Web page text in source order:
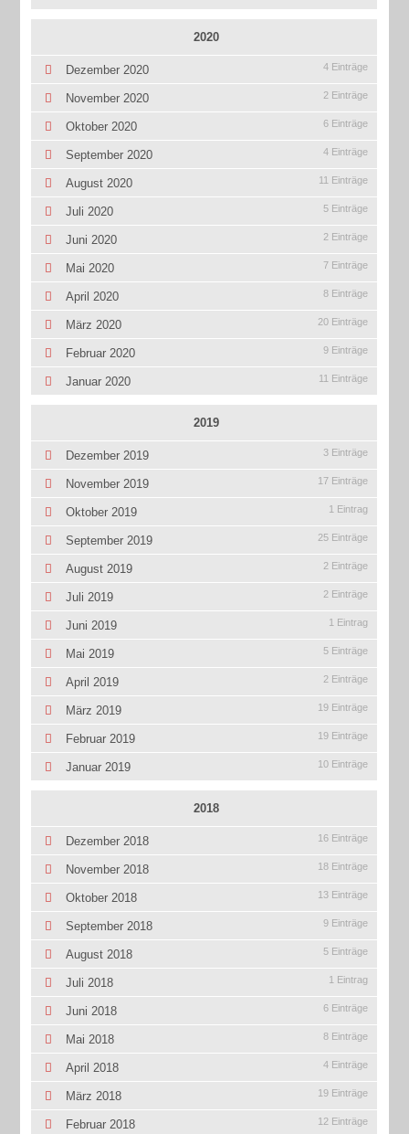
2020
Dezember 2020 4 Einträge
November 2020 2 Einträge
Oktober 2020 6 Einträge
September 2020 4 Einträge
August 2020 11 Einträge
Juli 2020 5 Einträge
Juni 2020 2 Einträge
Mai 2020 7 Einträge
April 2020 8 Einträge
März 2020 20 Einträge
Februar 2020 9 Einträge
Januar 2020 11 Einträge
2019
Dezember 2019 3 Einträge
November 2019 17 Einträge
Oktober 2019 1 Eintrag
September 2019 25 Einträge
August 2019 2 Einträge
Juli 2019 2 Einträge
Juni 2019 1 Eintrag
Mai 2019 5 Einträge
April 2019 2 Einträge
März 2019 19 Einträge
Februar 2019 19 Einträge
Januar 2019 10 Einträge
2018
Dezember 2018 16 Einträge
November 2018 18 Einträge
Oktober 2018 13 Einträge
September 2018 9 Einträge
August 2018 5 Einträge
Juli 2018 1 Eintrag
Juni 2018 6 Einträge
Mai 2018 8 Einträge
April 2018 4 Einträge
März 2018 19 Einträge
Februar 2018 12 Einträge